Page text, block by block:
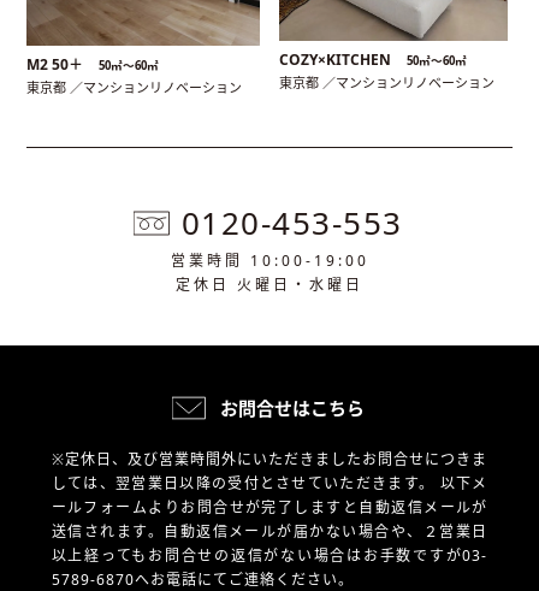
M2 50＋ 50㎡〜60㎡
東京都 ／マンションリノベーション
COZY×KITCHEN 50㎡〜60㎡
東京都 ／マンションリノベーション
0120-453-553
営業時間 10:00-19:00
定休日 火曜日・水曜日
お問合せはこちら
※定休日、及び営業時間外にいただきましたお問合せにつきま
しては、翌営業日以降の受付とさせていただきます。 以下メ
ールフォームよりお問合せが完了しますと自動返信メールが
送信されます。自動返信メールが届かない場合や、
２営業日
以上経ってもお問合せの返信がない場合はお手数ですが03-
5789-6870へお電話にてご連絡ください。